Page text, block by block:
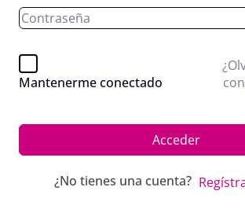
Mantenerme conectado
Acceder
¿No tienes una cuenta?